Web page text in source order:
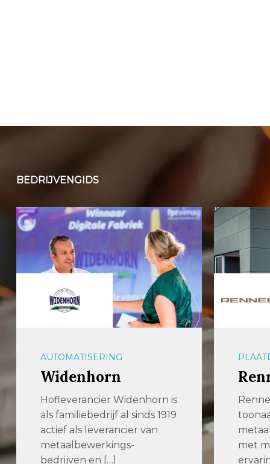
BEDRIJVENGIDS
AUTOMATISERING
Widenhorn
Hofleverancier Widenhorn is
als familiebedrijf al sinds 1919
actief als leverancier van
metaalbewerkings-
bedrijven en […]
met